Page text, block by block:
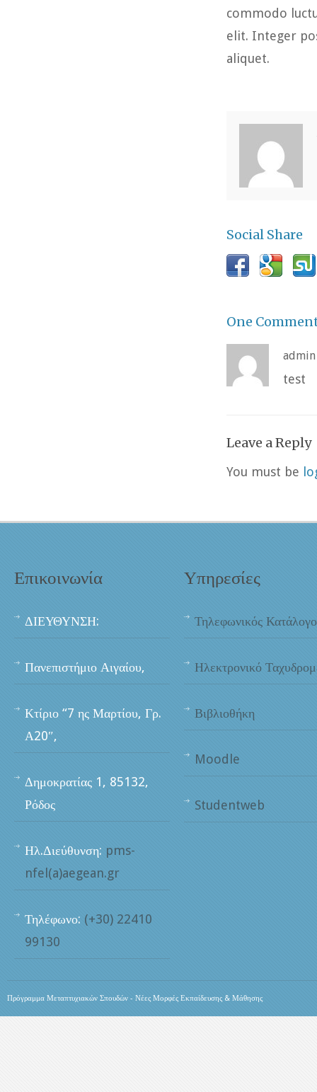
commodo
elit. Integer
aliquet.
Social Share
One
admin
test
Leave a Reply
You must be
Επικοινωνία
ΔΙΕΥΘΥΝΣΗ:
Πανεπιστήμιο Αιγαίου,
Κτίριο “7 ης Μαρτίου, Γρ.
Α20″,
Δημοκρατίας 1, 85132,
Ρόδος
Ηλ.Διεύθυνση: pms-
nfel(a)aegean.gr
Τηλέφωνο: (+30) 22410
99130
Υπηρεσίες
Τηλεφωνικός
Ηλεκτρονικό
Βιβλιοθήκη
Moodle
Studentweb
Πρόγραμμα Μεταπτυχιακών Σπουδών - Νέες Μορφές Εκπαίδευσης & Μάθησης